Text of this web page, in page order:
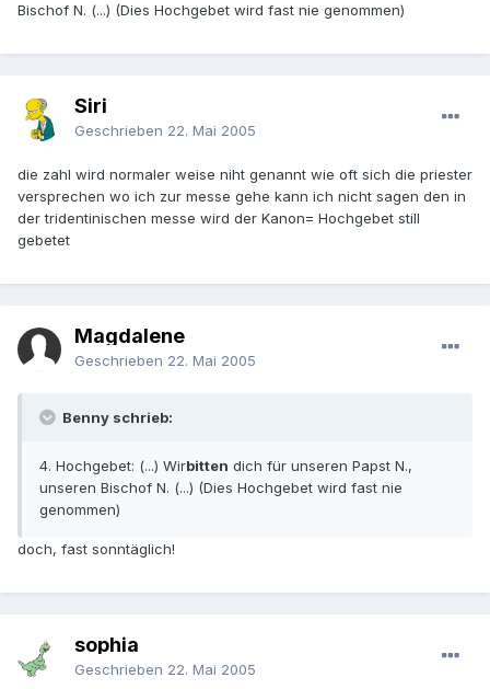
Bischof N. (...) (Dies Hochgebet wird fast nie genommen)
Siri
Geschrieben 22. Mai 2005
die zahl wird normaler weise niht genannt wie oft sich die priester
versprechen wo ich zur messe gehe kann ich nicht sagen den in
der tridentinischen messe wird der Kanon= Hochgebet still
gebetet
Magdalene
Geschrieben 22. Mai 2005
Benny schrieb:
4. Hochgebet: (...) Wirbitten dich für unseren Papst N.,
unseren Bischof N. (...) (Dies Hochgebet wird fast nie
genommen)
doch, fast sonntäglich!
sophia
Geschrieben 22. Mai 2005